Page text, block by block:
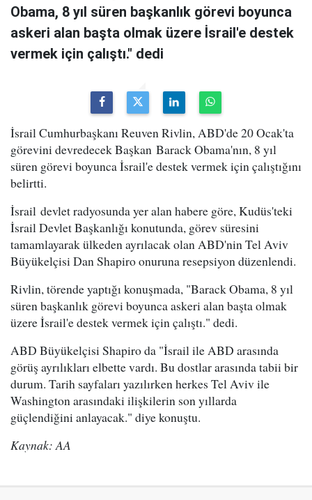
Obama, 8 yıl süren başkanlık görevi boyunca
askeri alan başta olmak üzere İsrail'e destek
vermek için çalıştı." dedi
İsrail Cumhurbaşkanı Reuven Rivlin, ABD'de 20 Ocak'ta
görevini devredecek Başkan Barack Obama'nın, 8 yıl
süren görevi boyunca İsrail'e destek vermek için çalıştığını
belirtti.
İsrail devlet radyosunda yer alan habere göre, Kudüs'teki
İsrail Devlet Başkanlığı konutunda, görev süresini
tamamlayarak ülkeden ayrılacak olan ABD'nin Tel Aviv
Büyükelçisi Dan Shapiro onuruna resepsiyon düzenlendi.
Rivlin, törende yaptığı konuşmada, "Barack Obama, 8 yıl
süren başkanlık görevi boyunca askeri alan başta olmak
üzere İsrail'e destek vermek için çalıştı." dedi.
ABD Büyükelçisi Shapiro da "İsrail ile ABD arasında
görüş ayrılıkları elbette vardı. Bu dostlar arasında tabii bir
durum. Tarih sayfaları yazılırken herkes Tel Aviv ile
Washington arasındaki ilişkilerin son yıllarda
güçlendiğini anlayacak." diye konuştu.
Kaynak: AA